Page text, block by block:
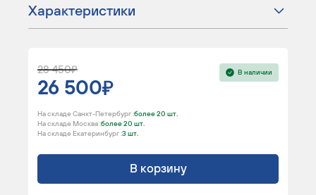
Характеристики
28 450
26 500
В наличии
На складе Санкт-Петербург :более 20 шт.
На складе Москва :более 20 шт.
На складе Екатеринбург :3 шт.
В корзину